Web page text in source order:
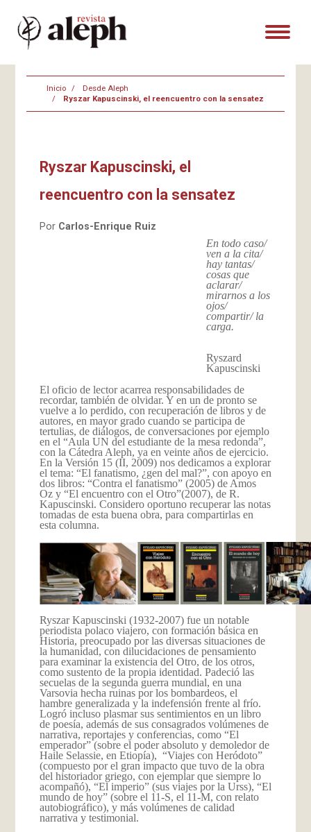
Inicio
Desde Aleph
Ryszar Kapuscinski, el reencuentro con la sensatez
Ryszar Kapuscinski, el
reencuentro con la sensatez
Por Carlos-Enrique Ruiz
En todo caso/
ven a la cita/
hay tantas/
cosas que
aclarar/
mirarnos a los
ojos/
compartir/ la
carga.
Ryszard
Kapuscinski
El oficio de lector acarrea responsabilidades de
recordar, también de olvidar. Y en un de pronto se
vuelve a lo perdido, con recuperación de libros y de
autores, en mayor grado cuando se participa de
tertulias, de diálogos, de conversaciones por ejemplo
en el “Aula UN del estudiante de la mesa redonda”,
con la Cátedra Aleph, ya en veinte años de ejercicio.
En la Versión 15 (II, 2009) nos dedicamos a explorar
el tema: “El fanatismo, ¿gen del mal?”, con apoyo en
dos libros: “Contra el fanatismo” (2005) de Amos
Oz y “El encuentro con el Otro”(2007), de R.
Kapuscinski. Considero oportuno recuperar las notas
tomadas de esta buena obra, para compartirlas en
esta columna.
Ryszar Kapuscinski (1932-2007) fue un notable
periodista polaco viajero, con formación básica en
Historia, preocupado por las diversas situaciones de
la humanidad, con dilucidaciones de pensamiento
para examinar la existencia del Otro, de los otros,
como sustento de la propia identidad. Padeció las
secuelas de la segunda guerra mundial, en una
Varsovia hecha ruinas por los bombardeos, el
hambre generalizada y la indefensión frente al frío.
Logró incluso plasmar sus sentimientos en un libro
de poesía, además de sus consagrados volúmenes de
narrativa, reportajes y conferencias, como “El
emperador” (sobre el poder absoluto y demoledor de
Haile Selassie, en Etiopía), “Viajes con Heródoto”
(compuesto por el gran impacto que tuvo de la obra
del historiador griego, con ejemplar que siempre lo
acompañó), “El imperio” (sus viajes por la Urss), “El
mundo de hoy” (sobre el 11-S, el 11-M, con relato
autobiográfico), y más volúmenes de calidad
narrativa y testimonial.